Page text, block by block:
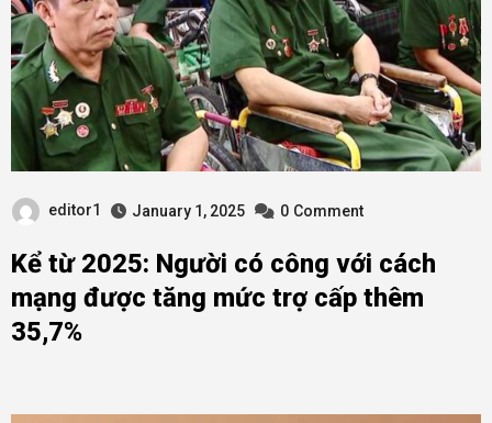
editor1 January 1, 2025 0 Comment
Kể từ 2025: Người có công với cách
mạng được tăng mức trợ cấp thêm
35,7%